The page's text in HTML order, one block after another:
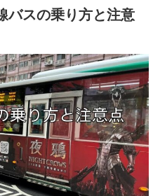
バスの乗り方と注意